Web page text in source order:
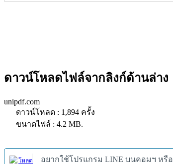
ดาวน์โหลดไฟล์จากลิงก์ด้านล่าง
unipdf.com
ดาวน์โหลด : 1,894 ครั้ง
ขนาดไฟล์ : 4.2 MB.
อยากใช้โปรแกรม LINE บนคอมฯ หรือ